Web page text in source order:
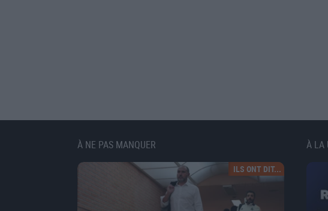
À NE PAS MANQUER
ILS ONT DIT...
À LA